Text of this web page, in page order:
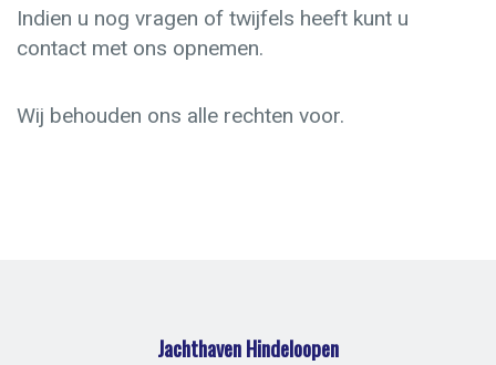
Indien u nog vragen of twijfels heeft kunt u
contact met ons opnemen.
Wij behouden ons alle rechten voor.
Jachthaven Hindeloopen